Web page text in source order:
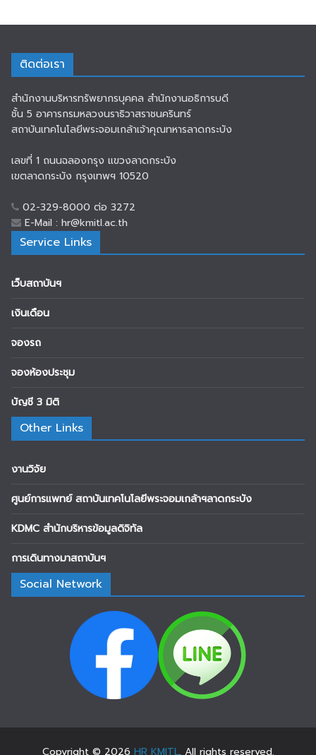
ติดต่อเรา
สำนักงานบริหารทรัพยากรบุคคล สำนักงานอธิการบดี
ชั้น 5 อาคารกรมหลวงนราธิวาสราชนครินทร์
สถาบันเทคโนโลยีพระจอมเกล้าเจ้าคุณทหารลาดกระบัง
เลขที่ 1 ถนนฉลองกรุง แขวงลาดกระบัง
เขตลาดกระบัง กรุงเทพฯ 10520
02-329-8000 ต่อ 3272
E-Mail : hr@kmitl.ac.th
Service Links
เว็บสถาบันฯ
เงินเดือน
จองรถ
จองห้องประชุม
บัญชี 3 มิติ
Other Links
งานวิจัย
ศูนย์การแพทย์ สถาบันเทคโนโลยีพระจอมเกล้าฯลาดกระบัง
KDMC สำนักบริหารข้อมูลดิจิทัล
การเดินทางมาสถาบันฯ
Social Network
Copyright © 2026 HR KMITL. All rights reserved.